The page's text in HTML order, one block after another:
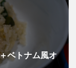
ベトナム風オ